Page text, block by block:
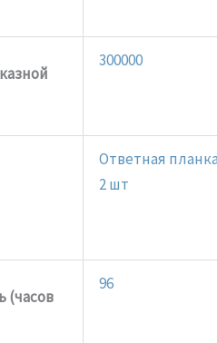
300000
Ответная
2 шт
(часов
96